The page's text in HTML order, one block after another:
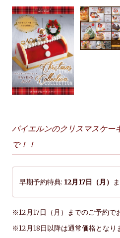
バイエルンのクリスマスケー
で！！
早期予約特典: 12月17日（月）
※12月17日（月）までのご予約で
※12月18日以降は通常価格となり